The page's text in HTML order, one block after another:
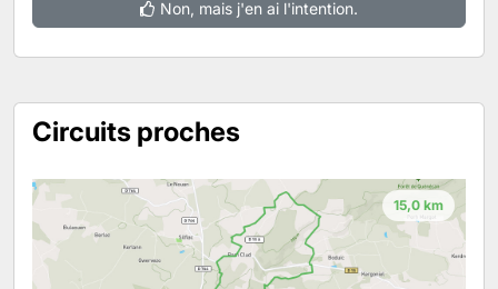
Non, mais j'en ai l'intention.
Circuits proches
15,0 km